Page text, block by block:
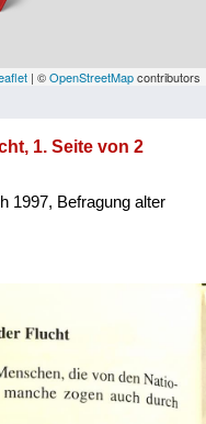
| ©OpenStreetMapcontributors
1. Seite von 2
1997, Befragung alter